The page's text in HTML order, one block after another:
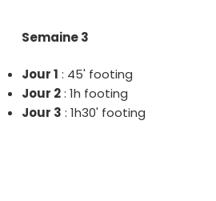
Semaine 3
Jour 1 : 45' footing
Jour 2: 1h footing
Jour 3 : 1h30' footing